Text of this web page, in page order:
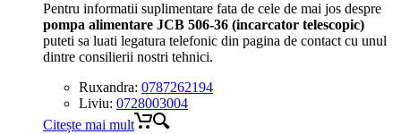
Pentru informatii suplimentare fata de cele de mai jos despre
pompa alimentare JCB 506-36 (incarcator telescopic)
puteti sa luati legatura telefonic din pagina de contact cu unul
dintre consilierii nostri tehnici.
Ruxandra: 0787262194
Liviu: 0728003004
Citește mai mult